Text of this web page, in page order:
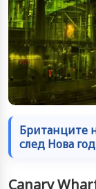
Британците
след Нова
Canary